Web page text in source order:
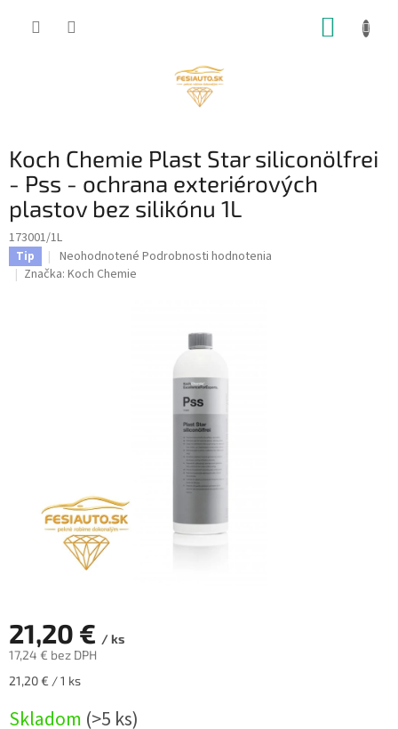
Koch Chemie Plast Star siliconölfrei
- Pss - ochrana exteriérových
plastov bez silikónu 1L
173001/1L
Tip
Priemerné
hodnotenie
Neohodnotené Podrobnosti hodnotenia
Značka: Koch Chemie
21,20 € / ks
17,24 € bez DPH
Jednotková
21,20 € / 1 ks
Skladom (>5 ks)